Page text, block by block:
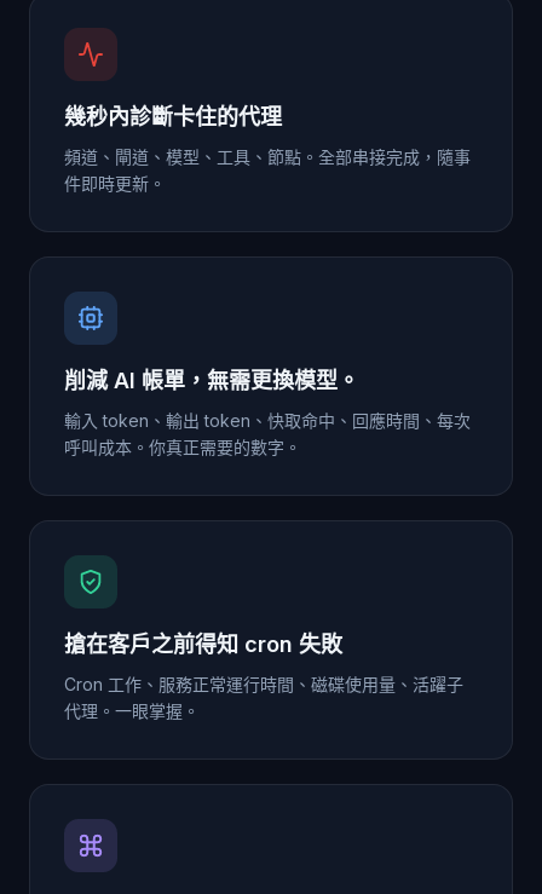
幾秒內診斷卡住的代理
頻道、閘道、模型、工具、節點。全部串接完成，隨事
件即時更新。
削減 AI 帳單，無需更換模型。
輸入 token、輸出 token、快取命中、回應時間、每次
呼叫成本。你真正需要的數字。
搶在客戶之前得知 cron 失敗
Cron 工作、服務正常運行時間、磁碟使用量、活躍子
代理。一眼掌握。